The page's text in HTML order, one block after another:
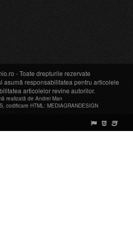
- Toate drepturile rezervate
asumă responsabilitatea pentru articolele
articolelor revine autorilor.
realizată de Andrei Man
codificare HTML : MEDIAGRANDESIGN